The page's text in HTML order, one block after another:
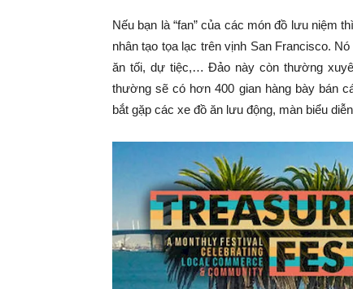
Nếu bạn là “fan” của các món đồ lưu niệm
nhân tạo tọa lạc trên vịnh San Francisco.
ăn tối, dự tiệc,… Đảo này còn thường
thường sẽ có hơn 400 gian hàng bày bán
bắt gặp các xe đồ ăn lưu động, màn biểu